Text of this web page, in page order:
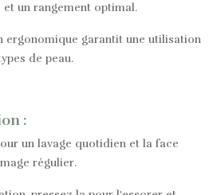
un rangement optimal.
ergonomique garantit une utilisation
de peau.
:
un lavage quotidien et la face
régulier.